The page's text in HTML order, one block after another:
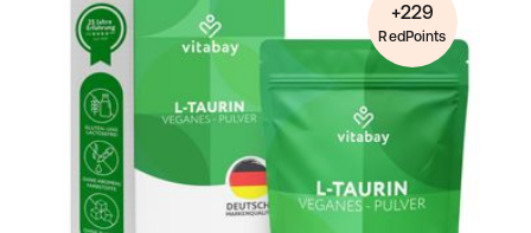
+229
RedPoints